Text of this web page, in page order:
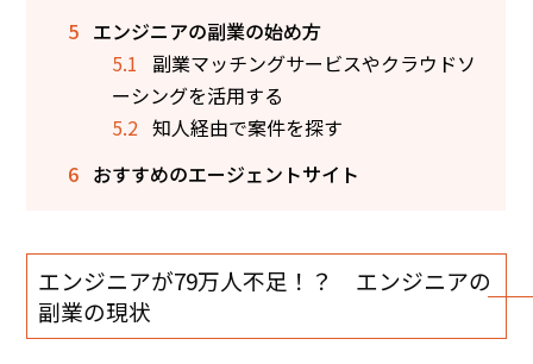
5 エンジニアの副業の始め方
5.1
副業マッチングサービスやクラウドソ
ーシングを活用する
5.2 知人経由で案件を探す
6 おすすめのエージェントサイト
エンジニアが79万人不足！？ エンジニアの
副業の現状